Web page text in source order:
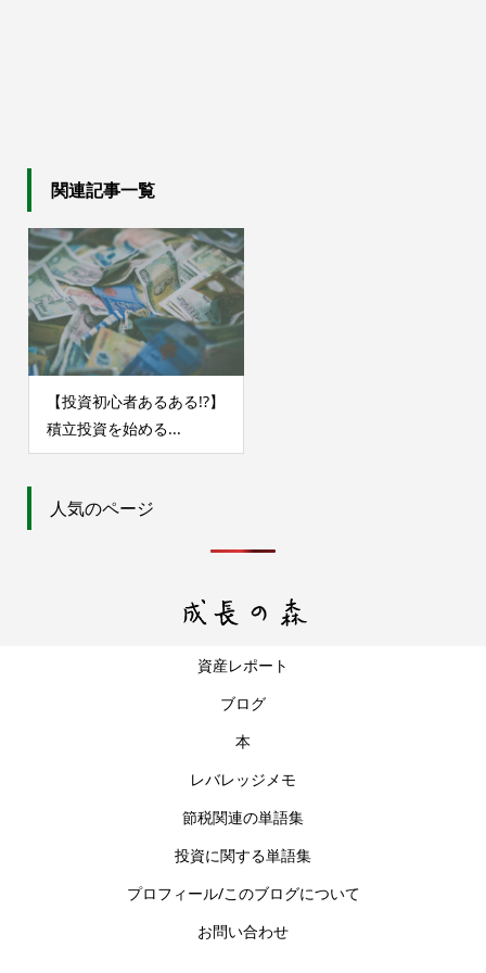
関連記事一覧
【投資初心者あるある!?】
積立投資を始める...
人気のページ
資産レポート
ブログ
本
レバレッジメモ
節税関連の単語集
投資に関する単語集
プロフィール/このブログについて
お問い合わせ